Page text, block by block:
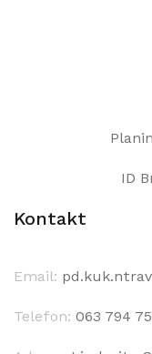
ID
Kontakt
Email:
Telefon: 063 794